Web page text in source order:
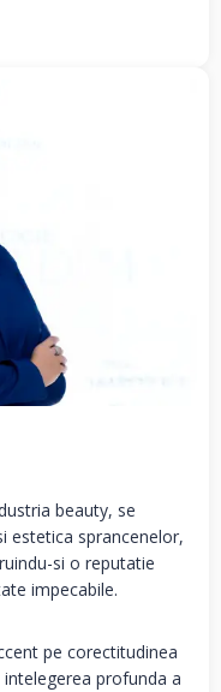
beauty, se
estetica sprancenelor,
si o reputatie
impecabile.
pe corectitudinea
profunda a